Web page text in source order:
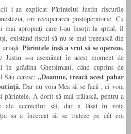
i-au explicat Părintelui Justin riscurile
ori recuperarea postoperatorie. Cu
mai apropiaţi care l-au însoţit la spital, îl
existând riscul să nu se mai trezească din
uriaşă.Părintele însă a vrut să se opereze.
Justin s-a asemănat în acest moment de
în grădina Ghetsimani, când cuprins de
ceresc: „Doamne, treacă acest pahar
Dar nu voia Mea să se facă , ci voia
părintele. A dorit să mai trăiască, pentru a
ale ucenicilor săi, dar a lăsat în voia
sa a încercat să se trateze pe cât era